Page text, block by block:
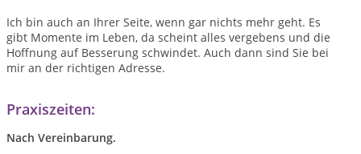
Ich bin auch an Ihrer Seite, wenn gar nichts mehr geht. Es
gibt Momente im Leben, da scheint alles vergebens und die
Hoffnung auf Besserung schwindet. Auch dann sind Sie bei
mir an der richtigen Adresse.
Praxiszeiten:
Nach Vereinbarung.